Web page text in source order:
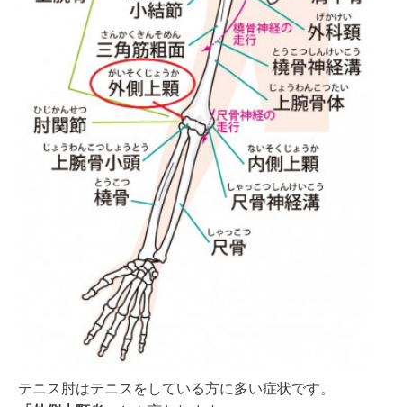
テニス肘はテニスをしている方に多い症状です。